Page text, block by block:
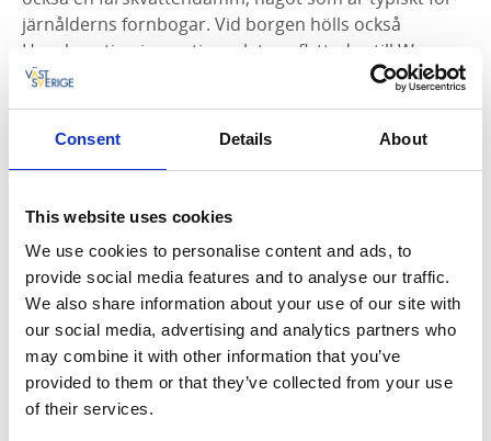
Consent Details About
This website uses cookies
We use cookies to personalise content and ads, to
provide social media features and to analyse our traffic.
We also share information about your use of our site with
our social media, advertising and analytics partners who
may combine it with other information that you’ve
provided to them or that they’ve collected from your use
of their services.
järnålderns fornbogar. Vid borgen hölls också
Hornborating innan tingsplatsen flyttades till Wrem.
Tings-traditionen lever kvar och varje sommar
arrangeras härHornbore Ting, ett vikingaspel med
tillhörande marknad.
Fotograf:Elisabeth_Holmpvist